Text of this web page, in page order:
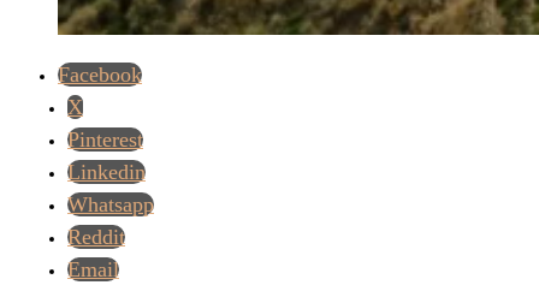
Facebook
X
Pinterest
Linkedin
Whatsapp
Reddit
Email